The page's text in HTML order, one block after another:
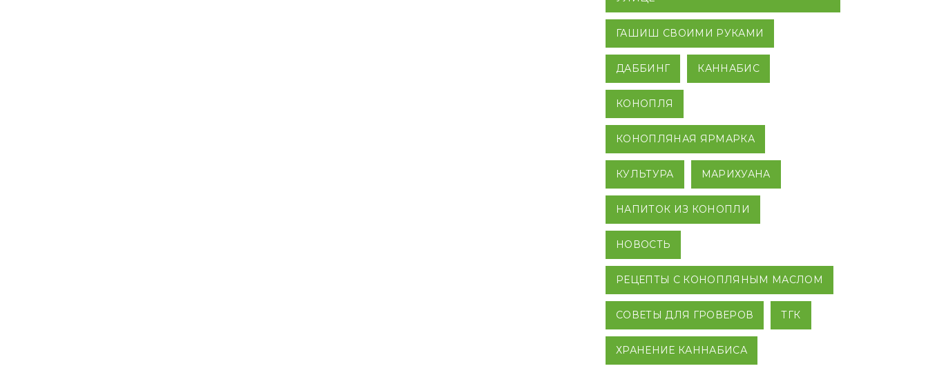
ГАШИШ СВОИМИ РУКАМИ
ДАББИНГ КАННАБИС
КОНОПЛЯ
КОНОПЛЯНАЯ ЯРМАРКА
КУЛЬТУРА МАРИХУАНА
НАПИТОК ИЗ КОНОПЛИ
НОВОСТЬ
РЕЦЕПТЫ С КОНОПЛЯНЫМ МАСЛОМ
СОВЕТЫ ДЛЯ ГРОВЕРОВ ТГК
ХРАНЕНИЕ КАННАБИСА